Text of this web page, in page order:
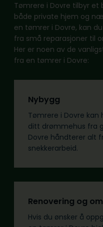
Tømrere i Dovre tilbyr
både private hjem og
en tømrer i Dovre, kan
fra små reparasjoner til
Her er noen av de
fra en tømrer i Dovre:
Nybygg
Tømrere i Dovre
ditt drømmehus fra
Dovre håndterer alt
snekkerarbeid.
Renovering og
Hvis du ønsker å